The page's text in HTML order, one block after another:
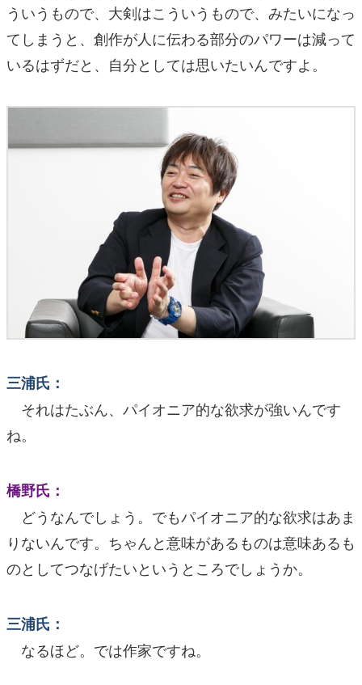
ういうもので、大剣はこういうもので、みたいになっ
てしまうと、創作が人に伝わる部分のパワーは減って
いるはずだと、自分としては思いたいんですよ。
三浦氏：
それはたぶん、パイオニア的な欲求が強いんです
ね。
橋野氏：
どうなんでしょう。でもパイオニア的な欲求はあま
りないんです。ちゃんと意味があるものは意味あるも
のとしてつなげたいというところでしょうか。
三浦氏：
なるほど。では作家ですね。